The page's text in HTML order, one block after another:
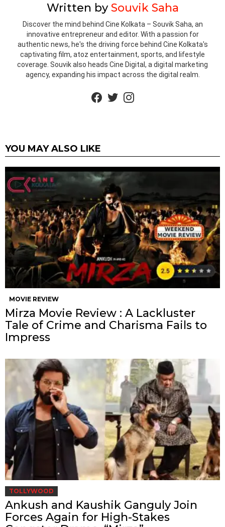
Written bySouvik Saha
Discover the mind behind Cine Kolkata – Souvik Saha, an
innovative entrepreneur and editor. With a passion for
authentic news, he's the driving force behind Cine Kolkata's
captivating film, atoz entertainment, sports, and lifestyle
coverage. Souvik also heads Cine Digital, a digital marketing
agency, expanding his impact across the digital realm.
facebooktwitterinstagram
YOU MAY ALSO LIKE
MOVIE REVIEW
Mirza Movie Review : A Lackluster
Tale of Crime and Charisma Fails to
Impress
TOLLYWOOD
Ankush and Kaushik Ganguly Join
Forces Again for High-Stakes